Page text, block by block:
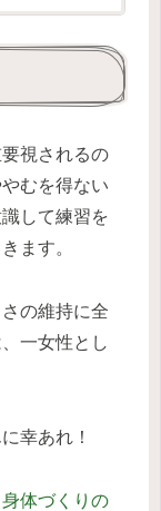
視されるの
むを得ない
して練習を
ます。
の維持に全
一女性とし
幸あれ！
体づくりの